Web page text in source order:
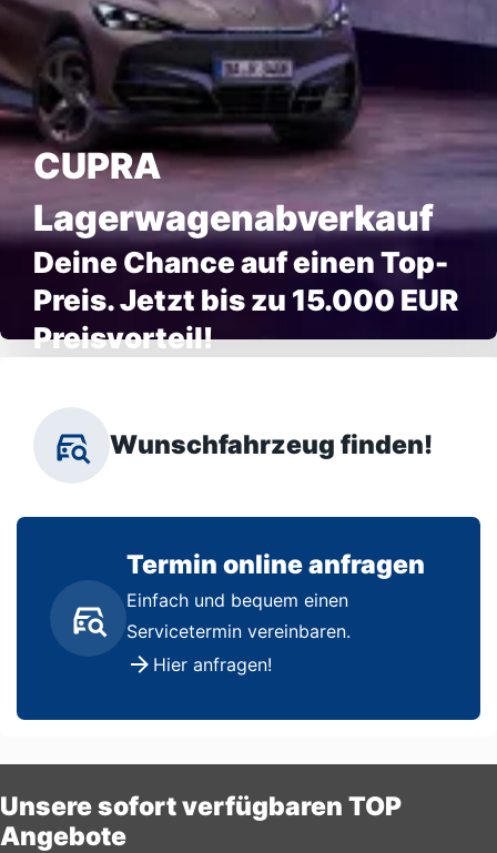
CUPRA
Lagerwagenabverkauf
Deine Chance auf einen Top-
Preis. Jetzt bis zu 15.000 EUR
Preisvorteil!
Wunschfahrzeug finden!
Termin online anfragen
Einfach und bequem einen
Servicetermin vereinbaren.
Hier anfragen!
Unsere sofort verfügbaren TOP
Angebote